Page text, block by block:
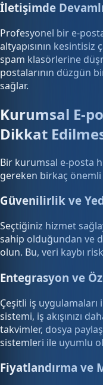
İletişimde
Profesyonel bir e-
altyapısının kesintisiz
spam klasörlerine
postalarının düzgün
sağlar.
Kurumsal E-
Dikkat
Bir kurumsal e-posta
gereken birkaç önemli
Güvenilirlik ve
Seçtiğiniz hizmet
sahip olduğundan ve
olun. Bu, veri kaybı
Entegrasyon ve
Çeşitli iş
sistemi, iş akışınızı
takvimler, dosya
sistemleri ile uyumlu
Fiyatlandırma ve